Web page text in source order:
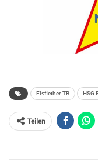
Elsflether TB HSG
Teilen